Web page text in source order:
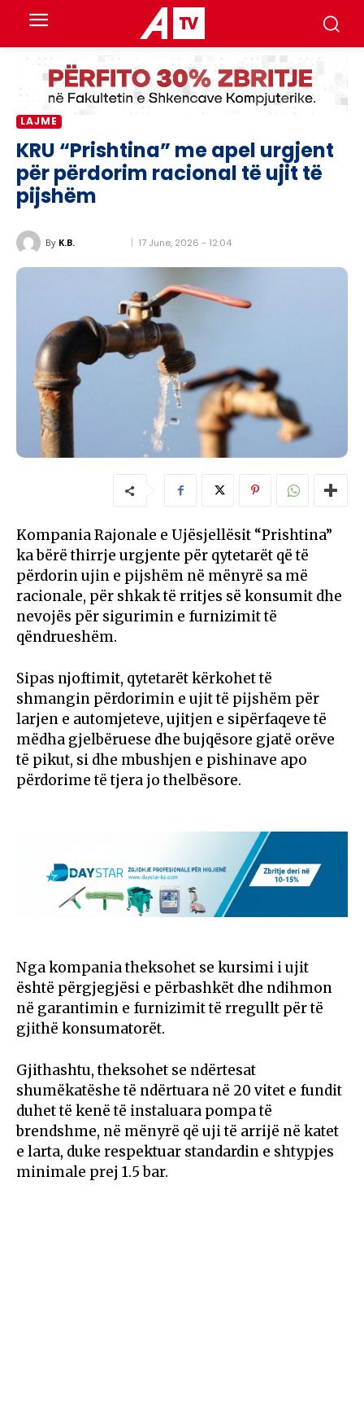
LAJME
KRU “Prishtina” me apel urgjent
për përdorim racional të ujit të
pijshëm
By K.B. 17 June, 2026 - 12:04
Kompania Rajonale e Ujësjellësit “Prishtina”
ka bërë thirrje urgjente për qytetarët që të
përdorin ujin e pijshëm në mënyrë sa më
racionale, për shkak të rritjes së konsumit dhe
nevojës për sigurimin e furnizimit të
qëndrueshëm.
Sipas njoftimit, qytetarët kërkohet të
shmangin përdorimin e ujit të pijshëm për
larjen e automjeteve, ujitjen e sipërfaqeve të
mëdha gjelbëruese dhe bujqësore gjatë orëve
të pikut, si dhe mbushjen e pishinave apo
përdorime të tjera jo thelbësore.
Nga kompania theksohet se kursimi i ujit
është përgjegjësi e përbashkët dhe ndihmon
në garantimin e furnizimit të rregullt për të
gjithë konsumatorët.
Gjithashtu, theksohet se ndërtesat
shumëkatëshe të ndërtuara në 20 vitet e fundit
duhet të kenë të instaluara pompa të
brendshme, në mënyrë që uji të arrijë në katet
e larta, duke respektuar standardin e shtypjes
minimale prej 1.5 bar.